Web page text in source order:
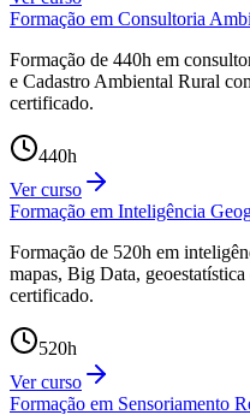
Formação em Consultoria
Formação de 440h em
e Cadastro Ambiental Rural
certificado.
440h
Ver curso
Formação em Inteligência
Formação de 520h em
mapas, Big Data,
certificado.
520h
Ver curso
Formação em Sensoriamento